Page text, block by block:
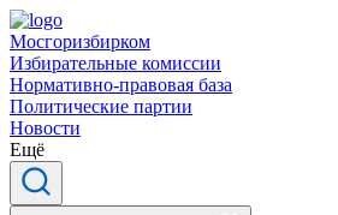
Мосгоризбирком
Избирательные комиссии
Нормативно-правовая база
Политические партии
Новости
Ещё